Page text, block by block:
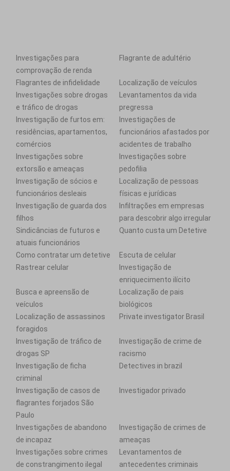
Investigações para
comprovação de renda
Flagrante de adultério
Flagrantes de infidelidade
Localização de veículos
Investigações sobre drogas
e tráfico de drogas
Levantamentos da vida
pregressa
Investigação de furtos em:
residências, apartamentos,
comércios
Investigações de
funcionários afastados por
acidentes de trabalho
Investigações sobre
extorsão e ameaças
Investigações sobre
pedofilia
Investigação de sócios e
funcionários desleais
Localização de pessoas
físicas e jurídicas
Investigação de guarda dos
filhos
Infiltrações em empresas
para descobrir algo irregular
Sindicâncias de futuros e
atuais funcionários
Quanto custa um Detetive
Como contratar um detetive
Escuta de celular
Rastrear celular
Investigação de
enriquecimento ilícito
Busca e apreensão de
veículos
Localização de pais
biológicos
Localização de assassinos
foragidos
Private investigator Brasil
Investigação de tráfico de
drogas SP
Investigação de crime de
racismo
Investigação de ficha
criminal
Detectives in brazil
Investigação de casos de
flagrantes forjados São
Paulo
Investigador privado
Investigações de abandono
de incapaz
Investigação de crimes de
ameaças
Investigações sobre crimes
de constrangimento ilegal
Levantamentos de
antecedentes criminais